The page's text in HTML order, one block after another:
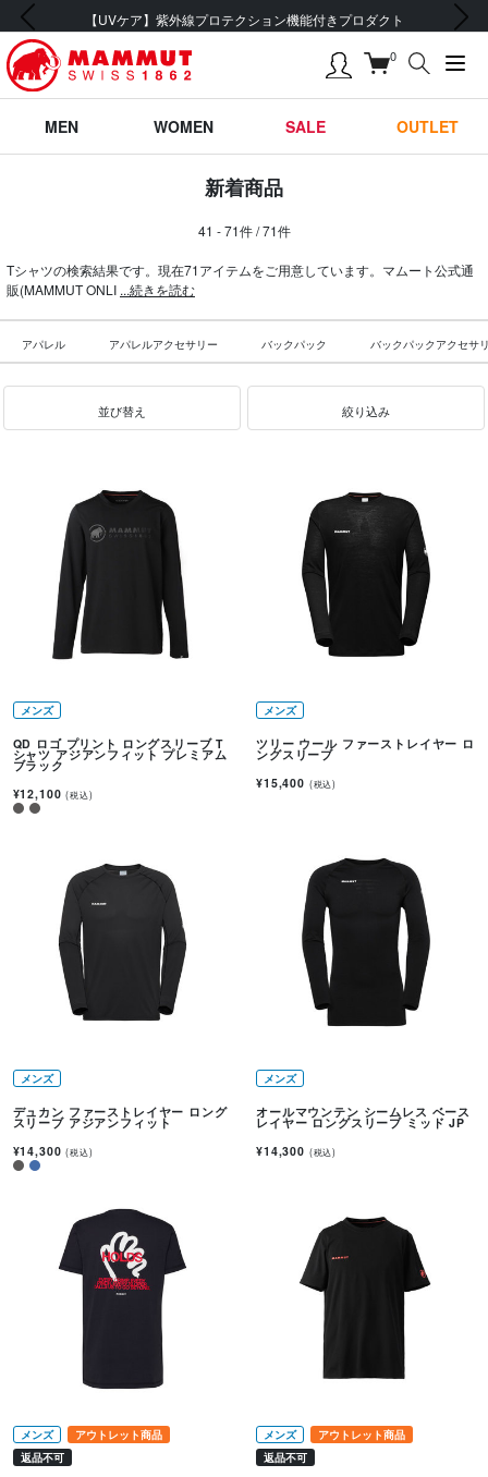
会員登録で【5,500円 (税込) 以上 送料無料】
前の画像 次の画像
0
MEN WOMEN SALE OUTLET
新着商品
41 - 71件 / 71件
Tシャツの検索結果です。現在71アイテムをご用意しています。マムート公式通
販(MAMMUT ONLI ...続きを読む
アパレル アパレルアクセサリー バックパック バックパックアクセサ
並び替え 絞り込み
メンズ
QD ロゴ プリント ロングスリーブ T
シャツ アジアンフィット プレミアム
ブラック
¥12,100(税込)
メンズ
ツリー ウール ファーストレイヤー ロ
ングスリーブ
¥15,400 (税込)
メンズ
デュカン ファーストレイヤー ロング
スリーブ アジアンフィット
¥14,300(税込)
メンズ
オールマウンテン シームレス ベース
レイヤー ロングスリーブ ミッド JP
¥14,300 (税込)
メンズ
アウトレット商品
返品不可
メンズ
アウトレット商品
返品不可